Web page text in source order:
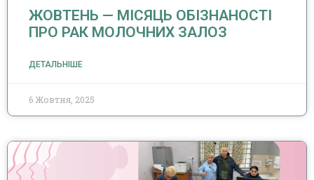
ЖОВТЕНЬ — МІСЯЦЬ ОБІЗНАНОСТІ
ПРО РАК МОЛОЧНИХ ЗАЛОЗ
ДЕТАЛЬНІШЕ
6 Жовтня, 2025